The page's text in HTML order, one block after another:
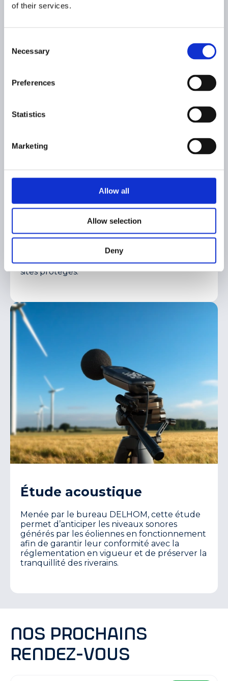
of their services.
Selection
Necessary
Preferences
Statistics
Marketing
Allow all
Allow selection
Deny
Étude paysagère
étude s’appuie sur des photomontages
réalisés depuis des points de vue stratégiques
paysage, notamment en lien avec les
habitations, les monuments historiques et les
sites protégés.
Étude acoustique
Menée par le bureau DELHOM, cette étude
permet d’anticiper les niveaux sonores
générés par les éoliennes en fonctionnement
afin de garantir leur conformité avec la
réglementation en vigueur et de préserver la
tranquillité des riverains.
Nos prochains
rendez-vous